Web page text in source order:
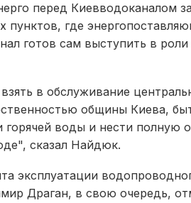
перед Киевводоканалом
пунктов, где
готов сам выступить в
в обслуживание
общины Киева,
воды и нести полную
сказал Найдюк.
эксплуатации
Драган, в свою очередь,